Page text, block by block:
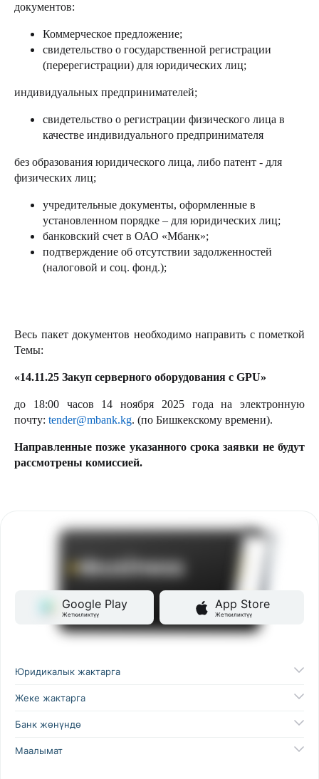
документов:
Коммерческое предложение;
свидетельство о государственной регистрации
(перерегистрации) для юридических лиц;
индивидуальных предпринимателей;
свидетельство о регистрации физического лица в
качестве индивидуального предпринимателя
без образования юридического лица, либо патент - для
физических лиц;
учредительные документы, оформленные в
установленном порядке – для юридических лиц;
банковский счет в ОАО «Мбанк»;
подтверждение об отсутствии задолженностей
(налоговой и соц. фонд.);
Весь пакет документов необходимо направить с пометкой
Темы:
«14.11.25 Закуп серверного оборудования с GPU»
до 18:00 часов 14 ноября 2025 года на электронную
почту: tender@mbank.kg. (по Бишкекскому времени).
Направленные позже указанного срока заявки не будут
рассмотрены комиссией.
Google Play
Жеткиликтүү
App Store
Жеткиликтүү
Юридикалык жактарга
Жеке жактарга
Банк жөнүндө
Маалымат